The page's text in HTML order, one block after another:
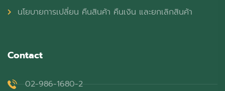
นโยบายการเปลี่ยน คืนสินค้า คืนเงิน และยกเลิกสินค้า
Contact
02-986-1680-2